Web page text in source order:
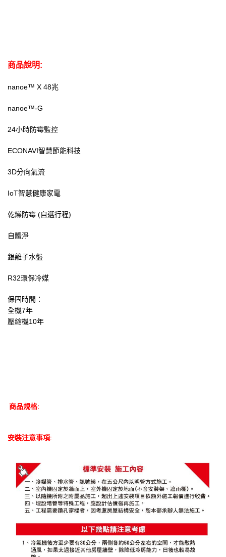
商品說明:
nanoe™ X 48兆
nanoe™-G
24小時防霉監控
ECONAVI智慧節能科技
3D分向氣流
IoT智慧健康家電
乾燥防霉 (自選行程)
自體淨
銀離子水盤
R32環保冷媒
保固時間：
全機7年
壓縮機10年
商品規格:
安裝注意事項: